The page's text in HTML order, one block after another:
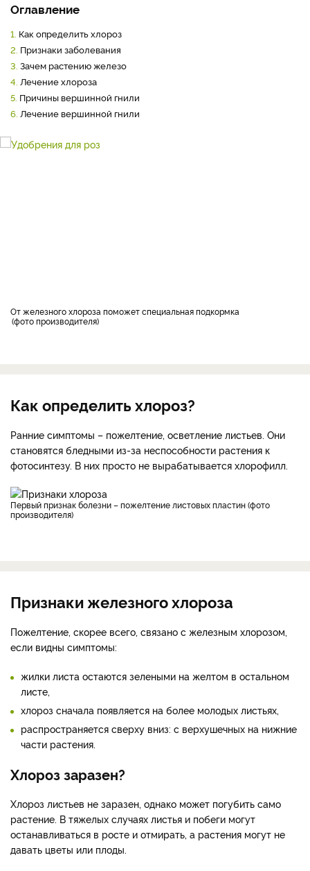
Оглавление
1. Как определить хлороз
2. Признаки заболевания
3. Зачем растению железо
4. Лечение хлороза
5. Причины вершинной гнили
6. Лечение вершинной гнили
От железного хлороза поможет специальная подкормка
фото производителя
Как определить хлороз?
Ранние симптомы – пожелтение, осветление листьев. Они
становятся бледными из-за неспособности растения к
фотосинтезу. В них просто не вырабатывается хлорофилл.
Первый признак болезни – пожелтение листовых пластин (фото
производителя)
Признаки железного хлороза
Пожелтение, скорее всего, связано с железным хлорозом,
если видны симптомы:
жилки листа остаются зелеными на желтом в остальном
листе,
хлороз сначала появляется на более молодых листьях,
распространяется сверху вниз: с верхушечных на нижние
части растения.
Хлороз заразен?
Хлороз листьев не заразен, однако может погубить само
растение. В тяжелых случаях листья и побеги могут
останавливаться в росте и отмирать, а растения могут не
давать цветы или плоды.